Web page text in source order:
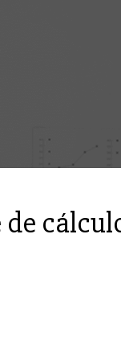
de